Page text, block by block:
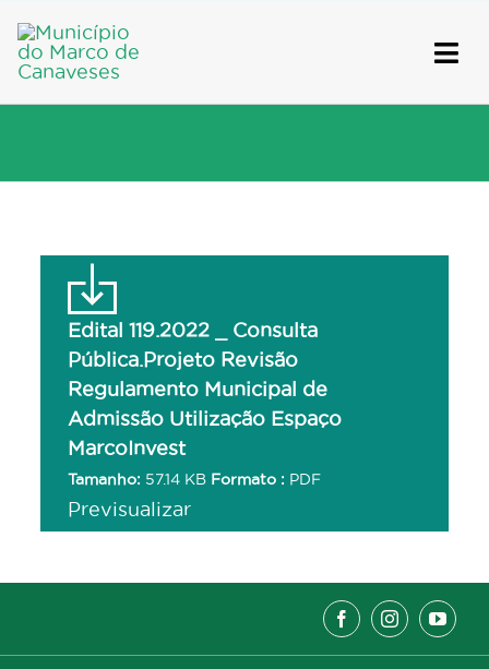
to
content
Edital 119.2022 _ Consulta
Pública.Projeto Revisão
Regulamento Municipal de
Admissão Utilização Espaço
MarcoInvest
Tamanho: 57.14 KB Formato : PDF
Previsualizar